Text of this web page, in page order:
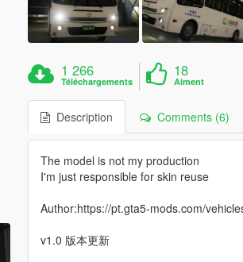
1 266
Téléchargements
18
Aiment
Description Comments (6)
The model is not my production
I'm just responsible for skin reuse
Author:https://pt.gta5-mods.com/
v1.0 版本更新